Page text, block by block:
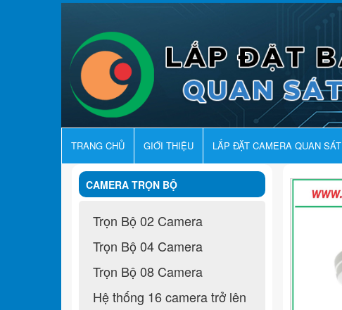
TRANG CHỦ GIỚI THIỆU LẮP ĐẶT CAMERA QUAN SÁT
CAMERA TRỌN BỘ
Trọn Bộ 02 Camera
Trọn Bộ 04 Camera
Trọn Bộ 08 Camera
Hệ thống 16 camera trở lên